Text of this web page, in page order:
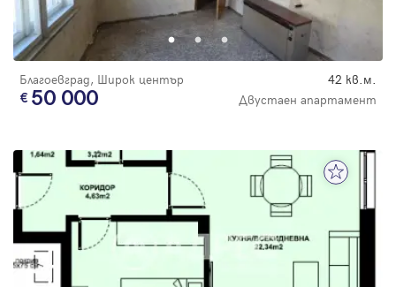
Благоевград, Широк център 42 кв.м.
50 000 Двустаен апартамент
Парола
Забравена парола
Регистрация